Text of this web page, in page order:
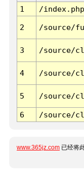
1
/index.php
2 /source/
3 /source/
4 /source/
5 /source/
6 /source/
www.365jz.com 已经将